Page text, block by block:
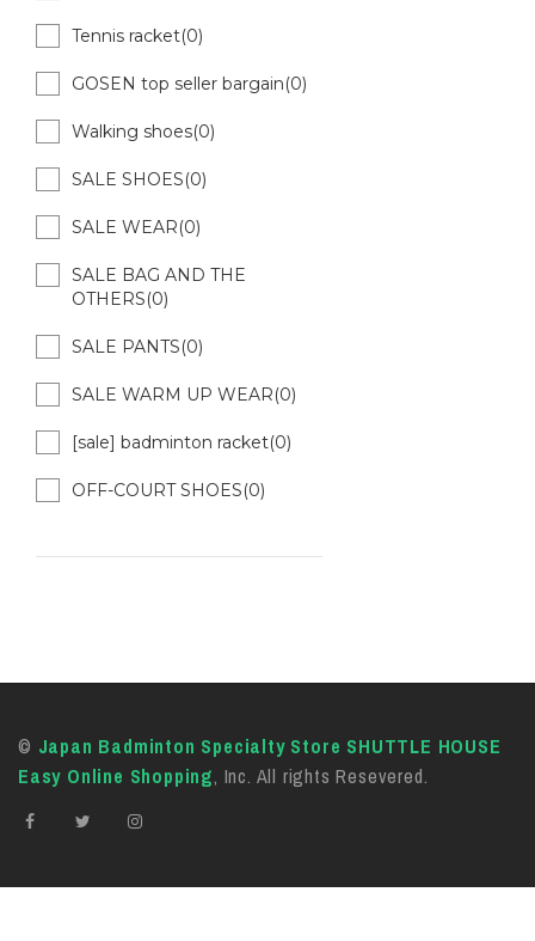
Tennis racket(0)
GOSEN top seller bargain(0)
Walking shoes(0)
SALE SHOES(0)
SALE WEAR(0)
SALE BAG AND THE
OTHERS(0)
SALE PANTS(0)
SALE WARM UP WEAR(0)
[sale] badminton racket(0)
OFF-COURT SHOES(0)
© Japan Badminton Specialty Store SHUTTLE HOUSE
Easy Online Shopping, Inc. All rights Resevered.